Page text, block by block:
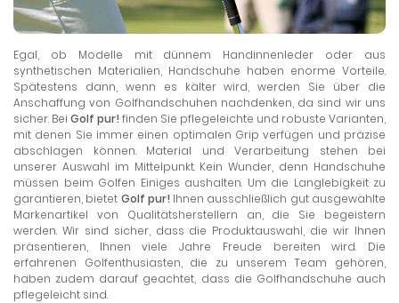
Egal, ob Modelle mit dünnem Handinnenleder oder aus
synthetischen Materialien, Handschuhe haben enorme Vorteile.
Spätestens dann, wenn es kälter wird, werden Sie über die
Anschaffung von Golfhandschuhen nachdenken, da sind wir uns
sicher. Bei Golf pur! finden Sie pflegeleichte und robuste Varianten,
mit denen Sie immer einen optimalen Grip verfügen und präzise
abschlagen können. Material und Verarbeitung stehen bei
unserer Auswahl im Mittelpunkt. Kein Wunder, denn Handschuhe
müssen beim Golfen Einiges aushalten. Um die Langlebigkeit zu
garantieren, bietet Golf pur! Ihnen ausschließlich gut ausgewählte
Markenartikel von Qualitätsherstellern an, die Sie begeistern
werden. Wir sind sicher, dass die Produktauswahl, die wir Ihnen
präsentieren, Ihnen viele Jahre Freude bereiten wird. Die
erfahrenen Golfenthusiasten, die zu unserem Team gehören,
haben zudem darauf geachtet, dass die Golfhandschuhe auch
pflegeleicht sind.